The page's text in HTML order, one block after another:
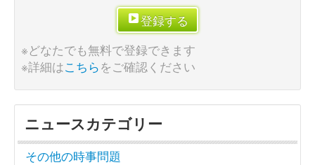
登録する
※どなたでも無料で登録できます
※詳細はこちらをご確認ください
ニュースカテゴリー
その他の時事問題